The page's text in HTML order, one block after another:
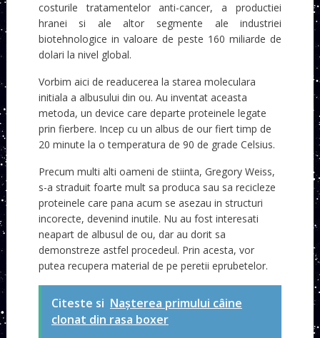
costurile tratamentelor anti-cancer, a productiei
hranei si ale altor segmente ale industriei
biotehnologice in valoare de peste 160 miliarde de
dolari la nivel global.
Vorbim aici de readucerea la starea moleculara
initiala a albusului din ou. Au inventat aceasta
metoda, un device care departe proteinele legate
prin fierbere. Incep cu un albus de our fiert timp de
20 minute la o temperatura de 90 de grade Celsius.
Precum multi alti oameni de stiinta, Gregory Weiss,
s-a straduit foarte mult sa produca sau sa recicleze
proteinele care pana acum se asezau in structuri
incorecte, devenind inutile. Nu au fost interesati
neapart de albusul de ou, dar au dorit sa
demonstreze astfel procedeul. Prin acesta, vor
putea recupera material de pe peretii eprubetelor.
Citeste si Nașterea primului câine
clonat din rasa boxer